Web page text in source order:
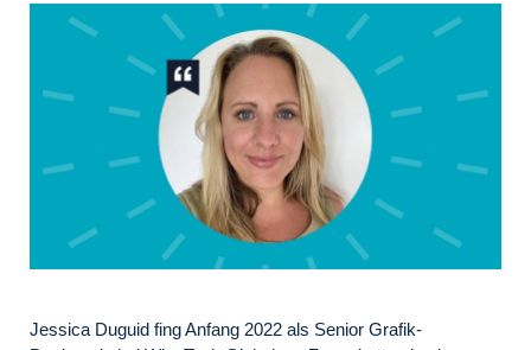
Jessica Duguid fing Anfang 2022 als Senior Grafik-